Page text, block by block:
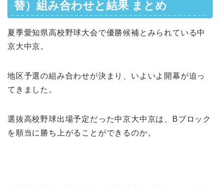
替）組み合わせと結果 まとめ
夏季愛知県高校野球大会で優勝候補とみられている中
京大中京。
地区予選の組み合わせが決まり、いよいよ開幕が迫っ
てきました。
選抜高校野球出場予定だった中京大中京は、Bブロック
を順当に勝ち上がることができるのか。